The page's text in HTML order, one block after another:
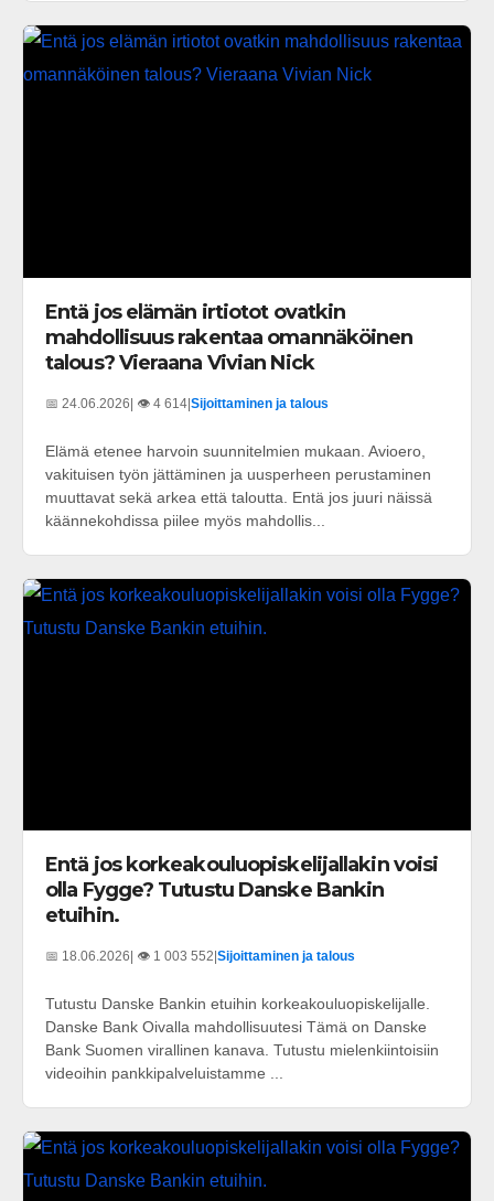
Entä jos elämän irtiotot ovatkin
mahdollisuus rakentaa omannäköinen
talous? Vieraana Vivian Nick
📅 24.06.2026| 👁️ 4 614|Sijoittaminen ja talous
Elämä etenee harvoin suunnitelmien mukaan. Avioero,
vakituisen työn jättäminen ja uusperheen perustaminen
muuttavat sekä arkea että taloutta. Entä jos juuri näissä
käännekohdissa piilee myös mahdollis...
Entä jos korkeakouluopiskelijallakin voisi
olla Fygge? Tutustu Danske Bankin
etuihin.
📅 18.06.2026 | 👁️ 1 003 552 Sijoittaminen ja talous
Tutustu Danske Bankin etuihin korkeakouluopiskelijalle.
Danske Bank Oivalla mahdollisuutesi Tämä on Danske
Bank Suomen virallinen kanava. Tutustu mielenkiintoisiin
videoihin pankkipalveluistamme ...